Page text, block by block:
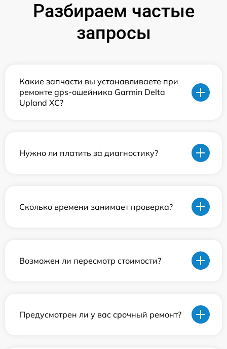
Разбираем частые
запросы
Какие запчасти вы устанавливаете при
ремонте gps-ошейника Garmin Delta
Upland XC?
Нужно ли платить за диагностику?
Сколько времени занимает проверка?
Возможен ли пересмотр стоимости?
Предусмотрен ли у вас срочный ремонт?